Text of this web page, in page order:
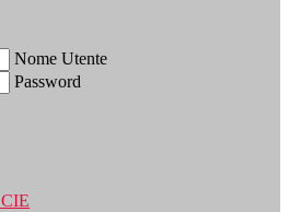
Nome Utente
Password